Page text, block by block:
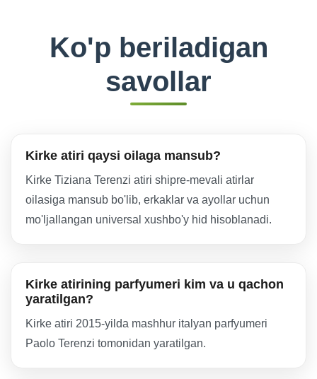
Ko'p beriladigan
savollar
Kirke atiri qaysi oilaga mansub?
Kirke Tiziana Terenzi atiri shipre-mevali atirlar
oilasiga mansub bo'lib, erkaklar va ayollar uchun
mo'ljallangan universal xushbo'y hid hisoblanadi.
Kirke atirining parfyumeri kim va u qachon
yaratilgan?
Kirke atiri 2015-yilda mashhur italyan parfyumeri
Paolo Terenzi tomonidan yaratilgan.